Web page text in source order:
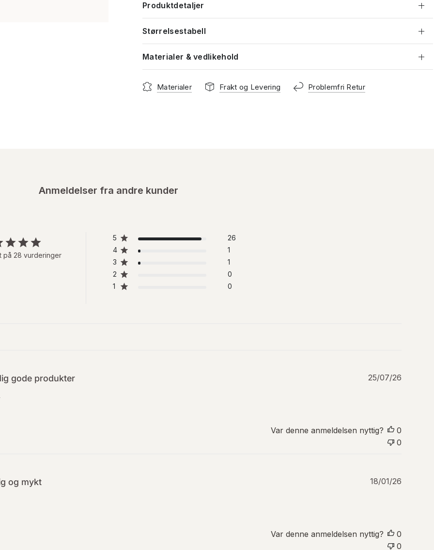
Produktdetaljer
Størrelsestabell
Materialer & vedlikehold
Materialer Frakt og Levering Problemfri Retur
Anmeldelser fra andre kunder
på 28 vurderinger
5
26
4
1
3
1
2
0
1
0
gode produkter
P
e
r
s
25/07/26
Var denne anmeldelsen nyttig?
0
0
og mykt
P
e
r
18/01/26
Var denne anmeldelsen nyttig?
0
0